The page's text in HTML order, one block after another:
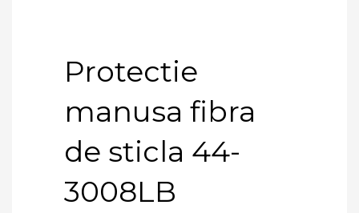
Protectie
manusa fibra
de sticla 44-
3008LB